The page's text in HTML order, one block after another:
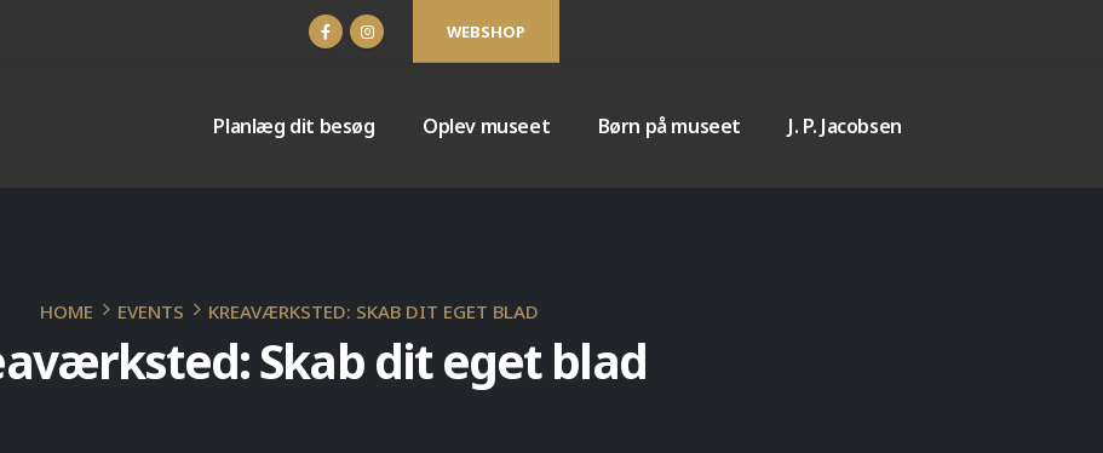
WEBSHOP
Planlæg dit besøg Oplev museet Børn på museet J. P. Jacobsen
HOME EVENTS KREAVÆRKSTED: SKAB DIT EGET BLAD
Skab dit eget blad